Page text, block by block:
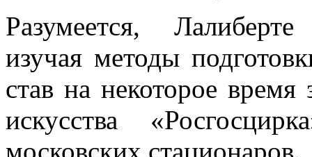
Разумеется,
изучая методы
став на некоторое время
искусства